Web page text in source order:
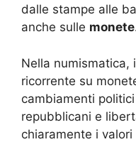
dalle stampe alle
anche sulle monete
Nella numismatica,
ricorrente su
cambiamenti
repubblicani e
chiaramente i